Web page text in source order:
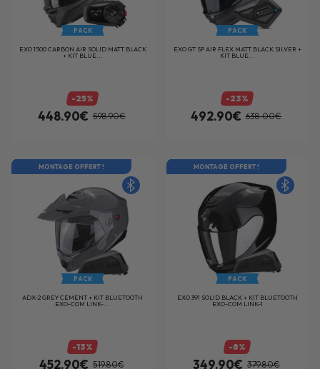
PACK
EXO 1500 CARBON AIR SOLID MATT BLACK
+ KIT BLUE...
-25%
448.90€ 598.90€
PACK
EXO GT SP AIR FLEX MATT BLACK SILVER +
KIT BLUE...
-23%
492.90€ 638.00€
MONTAGE OFFERT !
PACK
ADX-2 GREY CEMENT + KIT BLUETOOTH
EXO-COM LINK-...
-13%
452.90€ 519.80€
MONTAGE OFFERT !
PACK
EXO 391 SOLID BLACK + KIT BLUETOOTH
EXO-COM LINK-1
-8%
349.90€ 379.80€